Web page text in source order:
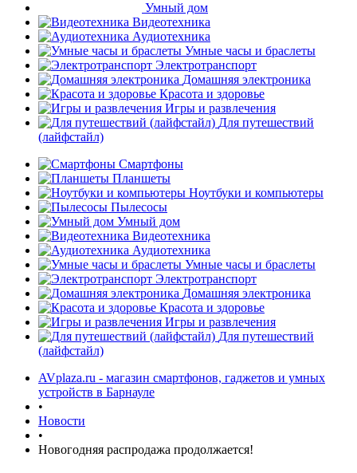
Умный дом
Видеотехника
Аудиотехника
Умные часы и браслеты
Электротранспорт
Домашняя электроника
Красота и здоровье
Игры и развлечения
Для путешествий
(лайфстайл)
Смартфоны
Планшеты
Ноутбуки и компьютеры
Пылесосы
Умный дом
Видеотехника
Аудиотехника
Умные часы и браслеты
Электротранспорт
Домашняя электроника
Красота и здоровье
Игры и развлечения
Для путешествий
(лайфстайл)
AVplaza.ru - магазин смартфонов, гаджетов и умных
устройств в Барнауле
•
Новости
•
Новогодняя распродажа продолжается!